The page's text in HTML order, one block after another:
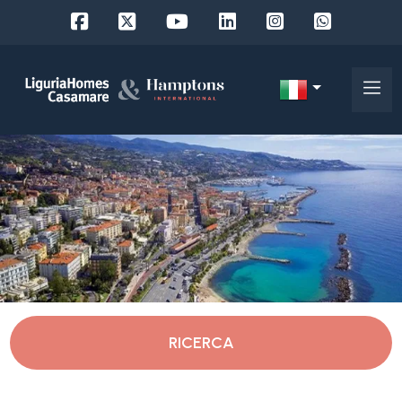
RICERCA
EN
FR
DE
RU
Chi
siamo
I
Scegli
dove
cercare
Imperia
Vallebona